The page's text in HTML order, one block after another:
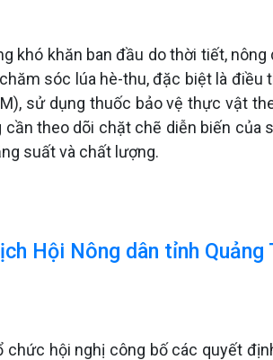
khó khăn ban đầu do thời tiết,
sóc lúa hè-thu, đặc biệt là
sử dụng thuốc bảo vệ thực vật
theo dõi chặt chẽ diễn biến của
suất và chất lượng.
Hội Nông dân tỉnh
chức hội nghị công bố các quyết